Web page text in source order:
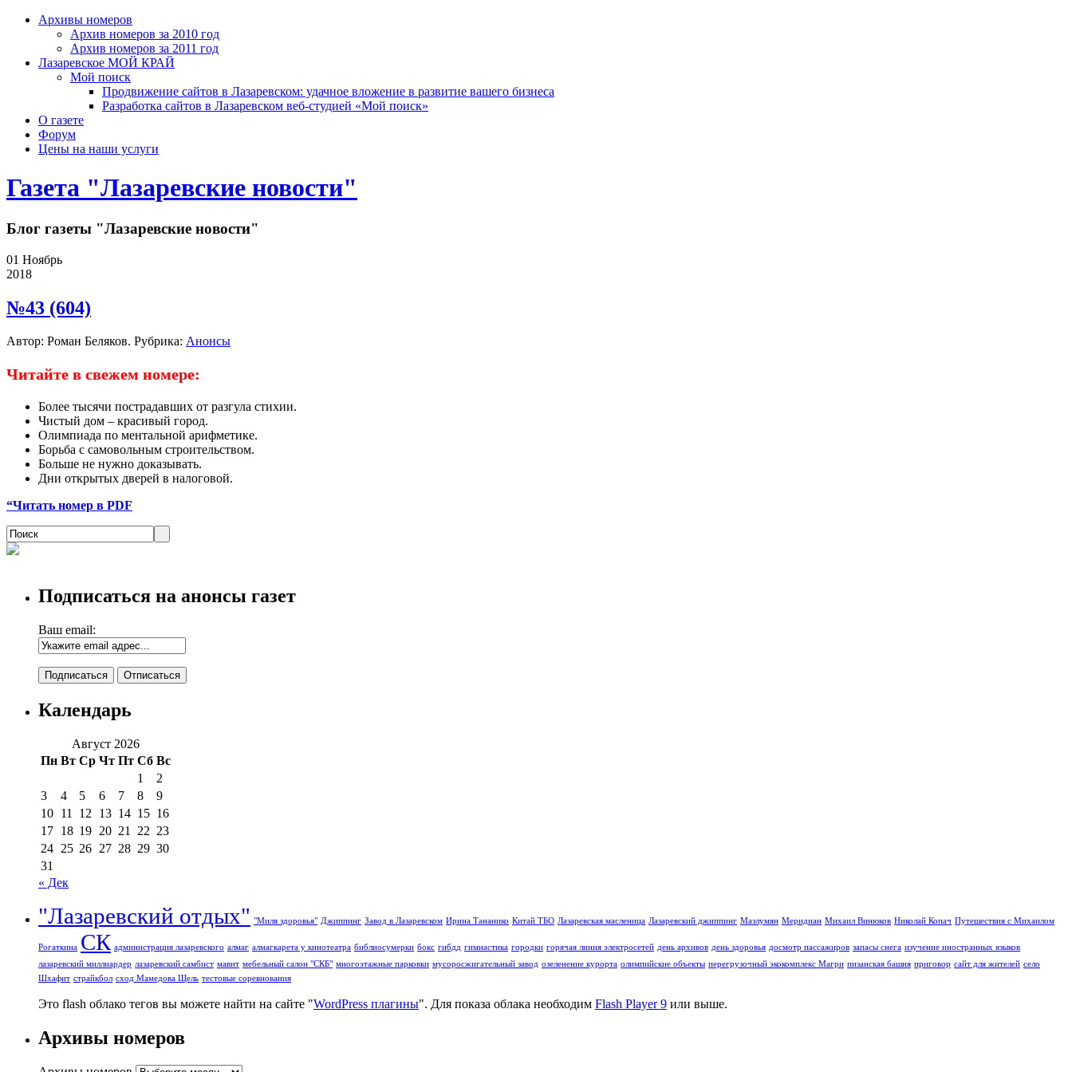
Архивы номеров
Архив номеров за 2010 год
Архив номеров за 2011 год
Лазаревское МОЙ КРАЙ
Мой поиск
Продвижение сайтов в Лазаревском: удачное вложение в развитие вашего бизнеса
Разработка сайтов в Лазаревском веб-студией «Мой поиск»
О газете
Форум
Цены на наши услуги
Газета "Лазаревские новости"
Блог газеты "Лазаревские новости"
01 Ноябрь
2018
№43 (604)
Автор: Роман Беляков. Рубрика: Анонсы
Читайте в свежем номере:
Более тысячи пострадавших от разгула стихии.
Чистый дом – красивый город.
Олимпиада по ментальной арифметике.
Борьба с самовольным строительством.
Больше не нужно доказывать.
Дни открытых дверей в налоговой.
“Читать номер в PDF
Подписаться на анонсы газет
Ваш email:
Календарь
Август 2026
Пн Вт Ср Чт Пт Сб Вс
1
2
3
4 5 6 7 8
9
10 11 12 13 14 15 16
17 18 19 20 21 22 23
24 25 26 27 28 29 30
31
« Дек
"Лазаревский отдых" "Миля здоровья" Джиппинг Завод в Лазаревском Ирина Тананико Китай ТБО Лазаревская масленица Лазаревский джиппинг Мазлумян Меридиан Михаил Винюков Николай Копач Путешествия с Михаилом
Рогаткина СК администрация лазаревского алмаг алмагкарета у кинотеатра библиосумерки бокс гибдд гимнастика городки горячая линия электросетей день архивов день здоровья досмотр пассажиров запасы снега изучение иностранных языков
лазаревский миллиардер лазаревский самбист мавит мебельный салон "СКБ" многоэтажные парковки мусоросжигательный завод озеленение курорта олимпийские объекты перегрузочный экокомплекс Магри пизанская башня приговор сайт для жителей село
Шхафит страйкбол сход Мамедова Щель тестовые соревнования
Это flash облако тегов вы можете найти на сайте "WordPress плагины". Для показа облака необходим Flash Player 9 или выше.
Архивы номеров